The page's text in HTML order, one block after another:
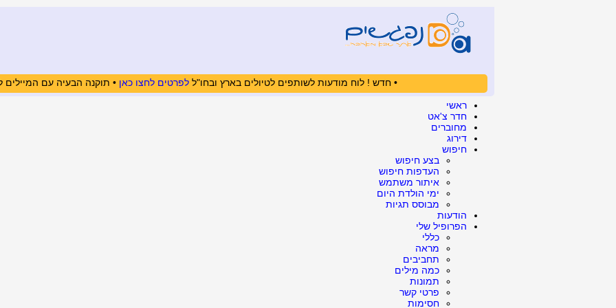
• חדש ! לוח מודעות לשותפים לטיולים בארץ ובחו"ללפרטים לחצו כאן • תוקנה הבעיה עם
ראשי
חדר צ'אט
מחוברים
דירוג
חיפוש
בצע חיפוש
העדפות חיפוש
איתור משתמש
ימי הולדת היום
מבוסס תגיות
הודעות
הפרופיל שלי
כללי
מראה
תחביבים
כמה מילים
תמונות
פרטי קשר
חסימות